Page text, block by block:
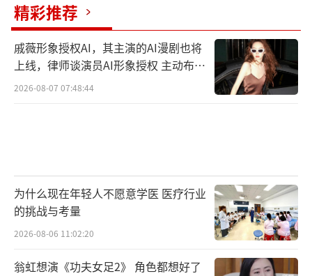
精彩推荐
戚薇形象授权AI，其主演的AI漫剧也将
上线，律师谈演员AI形象授权 主动布局
数字资产
2026-08-07 07:48:44
为什么现在年轻人不愿意学医 医疗行业
的挑战与考量
2026-08-06 11:02:20
翁虹想演《功夫女足2》 角色都想好了